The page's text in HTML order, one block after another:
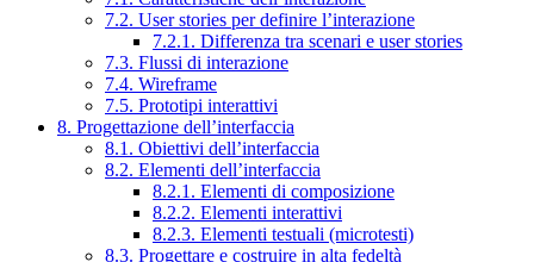
7.2. User stories per definire l’interazione
7.2.1. Differenza tra scenari e user stories
7.3. Flussi di interazione
7.4. Wireframe
7.5. Prototipi interattivi
8. Progettazione dell’interfaccia
8.1. Obiettivi dell’interfaccia
8.2. Elementi dell’interfaccia
8.2.1. Elementi di composizione
8.2.2. Elementi interattivi
8.2.3. Elementi testuali (microtesti)
8.3. Progettare e costruire in alta fedeltà